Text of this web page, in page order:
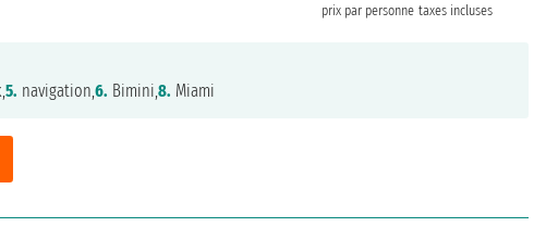
prix par personne taxes incluses
5. navigation,6. Bimini,8. Miami